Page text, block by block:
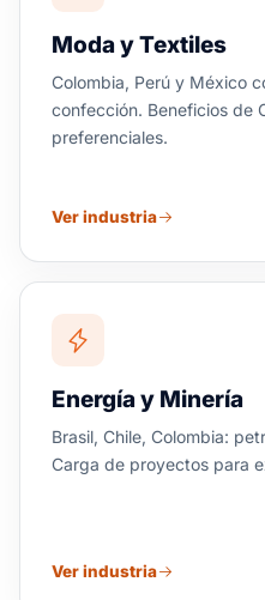
Moda y Textiles
Colombia, Perú y México
confección. Beneficios de
preferenciales.
Ver industria
Energía y Minería
Brasil, Chile, Colombia:
Carga de proyectos para
Ver industria